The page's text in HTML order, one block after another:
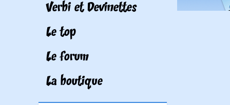
Verbi et Devinettes
Le top
Le forum
La boutique